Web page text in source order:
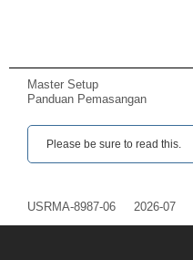
Master Setup
Panduan Pemasangan
Please be sure to read this.‎
USRMA-8987-06 2026-07